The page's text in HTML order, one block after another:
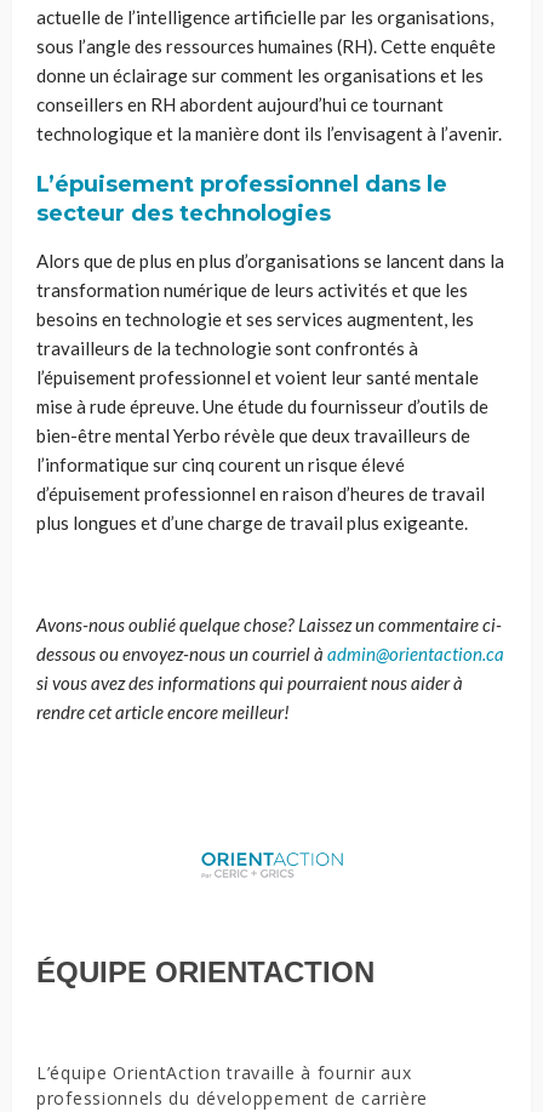
actuelle de l’intelligence artificielle par les organisations,
sous l’angle des ressources humaines (RH). Cette enquête
donne un éclairage sur comment les organisations et les
conseillers en RH abordent aujourd’hui ce tournant
technologique et la manière dont ils l’envisagent à l’avenir.
L’épuisement professionnel dans le
secteur des technologies
Alors que de plus en plus d’organisations se lancent dans la
transformation numérique de leurs activités et que les
besoins en technologie et ses services augmentent, les
travailleurs de la technologie sont confrontés à
l’épuisement professionnel et voient leur santé mentale
mise à rude épreuve. Une étude du fournisseur d’outils de
bien-être mental Yerbo révèle que deux travailleurs de
l’informatique sur cinq courent un risque élevé
d’épuisement professionnel en raison d’heures de travail
plus longues et d’une charge de travail plus exigeante.
Avons-nous oublié quelque chose? Laissez un commentaire ci-
dessous ou envoyez-nous un courriel à admin@orientaction.ca
si vous avez des informations qui pourraient nous aider à
rendre cet article encore meilleur!
ÉQUIPE ORIENTACTION
L’équipe OrientAction travaille à fournir aux
professionnels du développement de carrière